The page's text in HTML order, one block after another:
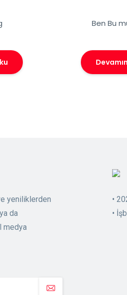
Ben Bu
yeniliklerden
da
medya
•
•